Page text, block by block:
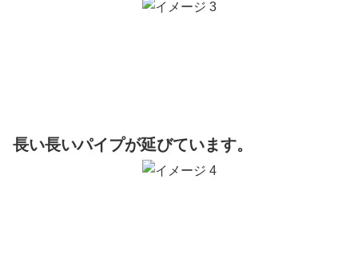
長い長いパイプが延びています。